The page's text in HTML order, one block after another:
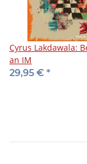
Cyrus Lakdawala:
an IM
29,95 € *